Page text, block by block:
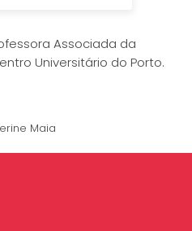
Associada da
Universitário do Porto.
Maia